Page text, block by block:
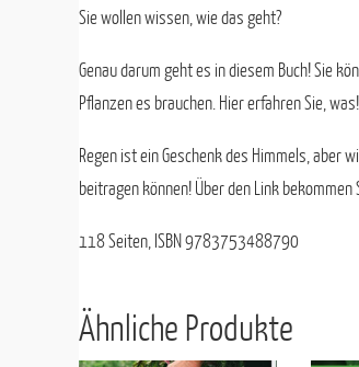
Sie wollen wissen, wie das geht?
Genau darum geht es in diesem Buch! Sie
Pflanzen es brauchen. Hier erfahren Sie, was!
Regen ist ein Geschenk des Himmels, aber
beitragen können! Über den Link bekommen
118 Seiten, ISBN 9783753488790
Ähnliche Produkte